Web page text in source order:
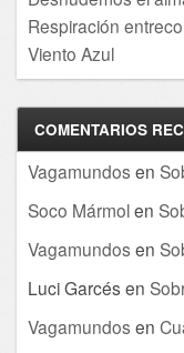
Respiración
Viento Azul
COMENTARIOS
Vagamundos en
Soco Mármolen
Vagamundos en
Luci Garcés en
Vagamundos en